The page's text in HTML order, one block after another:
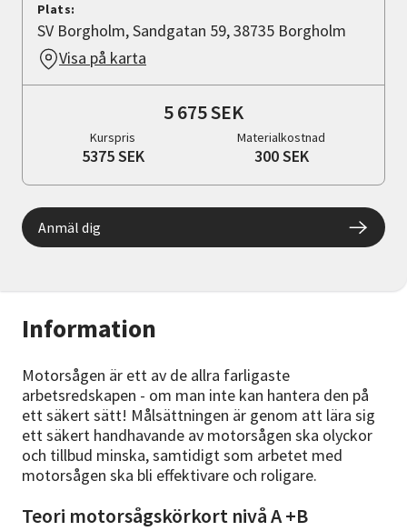
Information
Motorsågen är ett av de allra farligaste
arbetsredskapen - om man inte kan hantera den på
ett säkert sätt! Målsättningen är genom att lära sig
ett säkert handhavande av motorsågen ska olyckor
och tillbud minska, samtidigt som arbetet med
motorsågen ska bli effektivare och roligare.
Teori motorsågskörkort nivå A +B
Plats:
SV Borgholm, Sandgatan 59, 38735 Borgholm
Visa på karta
5 675 SEK
Kurspris
5375 SEK
Materialkostnad
300 SEK
Anmäl dig